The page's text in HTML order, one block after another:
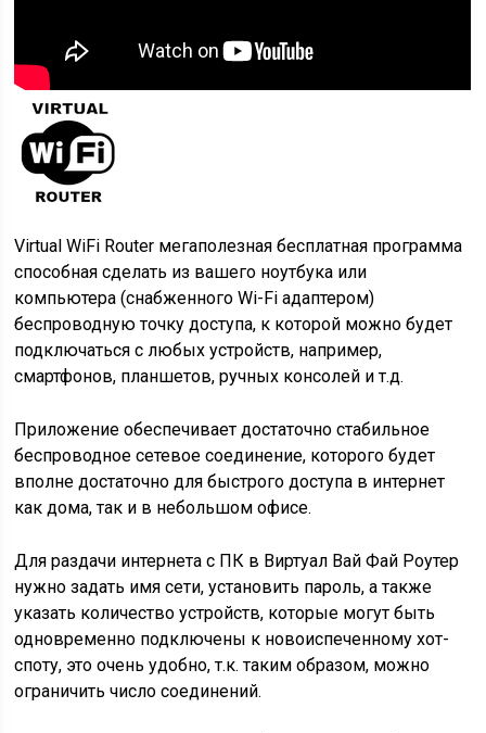
Virtual WiFi Router мегаполезная бесплатная программа
способная сделать из вашего ноутбука или
компьютера (снабженного Wi-Fi адаптером)
беспроводную точку доступа, к которой можно будет
подключаться с любых устройств, например,
смартфонов, планшетов, ручных консолей и т.д.
Приложение обеспечивает достаточно стабильное
беспроводное сетевое соединение, которого будет
вполне достаточно для быстрого доступа в интернет
как дома, так и в небольшом офисе.
Для раздачи интернета с ПК в Виртуал Вай Фай Роутер
нужно задать имя сети, установить пароль, а также
указать количество устройств, которые могут быть
одновременно подключены к новоиспеченному хот-
споту, это очень удобно, т.к. таким образом, можно
ограничить число соединений.